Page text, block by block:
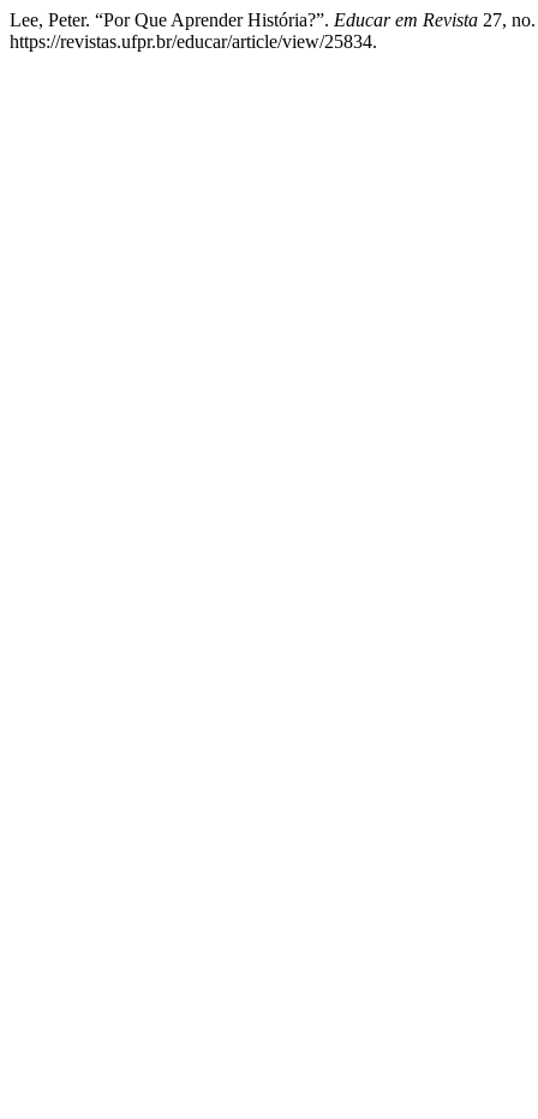
Lee, Peter. “Por Que Aprender História?”. Educar em Revista 27,
https://revistas.ufpr.br/educar/article/view/25834.